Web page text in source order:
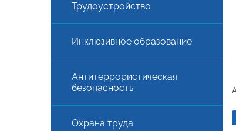
Трудоустройство
Инклюзивное образование
Антитеррористическая
безопасность
Охрана труда